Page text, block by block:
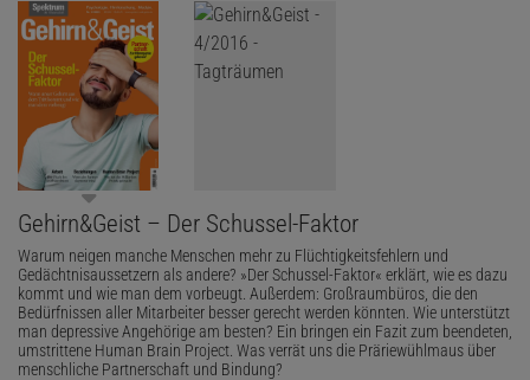
Gehirn&Geist – Der Schussel-Faktor
Warum neigen manche Menschen mehr zu Flüchtigkeitsfehlern und
Gedächtnisaussetzern als andere? »Der Schussel-Faktor« erklärt, wie es dazu
kommt und wie man dem vorbeugt. Außerdem: Großraumbüros, die den
Bedürfnissen aller Mitarbeiter besser gerecht werden könnten. Wie unterstützt
man depressive Angehörige am besten? Ein bringen ein Fazit zum beendeten,
umstrittene Human Brain Project. Was verrät uns die Präriewühlmaus über
menschliche Partnerschaft und Bindung?